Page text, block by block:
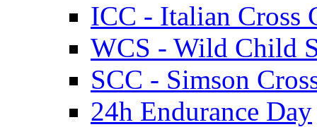
ICC - Italian Cross
WCS - Wild Child
SCC - Simson
24h Endurance Day